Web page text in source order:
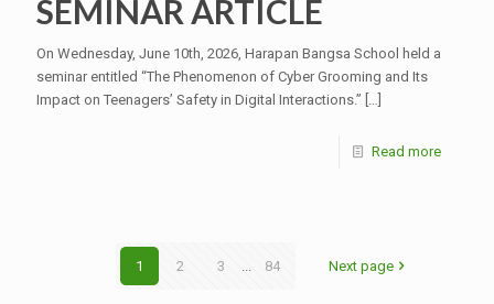
SEMINAR ARTICLE
On Wednesday, June 10th, 2026, Harapan Bangsa School held a
seminar entitled “The Phenomenon of Cyber Grooming and Its
Impact on Teenagers’ Safety in Digital Interactions.” […]
Read more
1 2 3 ... 84 Next page